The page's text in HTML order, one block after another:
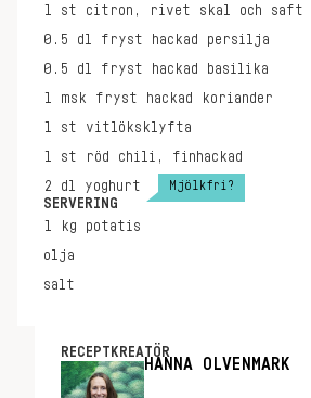
1 st
citron, rivet skal och saft
0.5 dl
fryst hackad persilja
0.5 dl
fryst hackad basilika
1 msk
fryst hackad koriander
1 st
vitlöksklyfta
1 st
röd chili, finhackad
2 dl yoghurt Mjölkfri?
SERVERING
1
kg
potatis
olja
salt
RECEPTKREATÖR
HANNA OLVENMARK